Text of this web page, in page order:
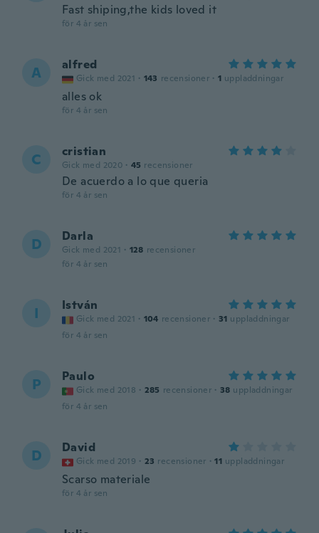
Fast shiping,the kids loved it
för 4 år sen
A alfred
Gick med 2021 · 143 recensioner · 1 uppladdningar
alles ok
för 4 år sen
C cristian
Gick med 2020 · 45 recensioner
De acuerdo a lo que queria
för 4 år sen
D Darla
Gick med 2021 · 128 recensioner
för 4 år sen
I István
Gick med 2021 · 104 recensioner · 31 uppladdningar
för 4 år sen
P Paulo
Gick med 2018 · 285 recensioner · 38 uppladdningar
för 4 år sen
D David
Gick med 2019 · 23 recensioner · 11 uppladdningar
Scarso materiale
för 4 år sen